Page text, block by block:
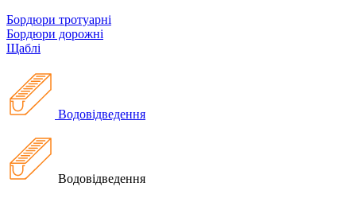
Бордюри тротуарні
Бордюри дорожні
Щаблі
Водовідведення
Водовідведення